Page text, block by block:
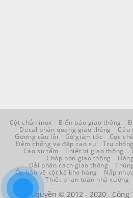
Cột chắn inox Biển báo giao thông
Decal phản quang giao thông
Cầu
Gương cầu lồi
Gờ giảm tốc Cục
Đệm chống va đập cao su
Trụ
Cao su tấm
Thiết bị giao thông
Chóp nón giao thông
Dải phân cách giao thông
Ốp bảo vệ cột kệ kho hàng
Nắp
Thiết bị an toàn nhà xưởng
Bản quyền © 2012 - 2020 .